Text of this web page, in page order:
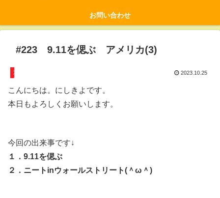
お問い合わせ
#223 9.11を偲ぶ アメリカ(3)
アメリカ 2023.10.25
こんにちは。にしきよです。
本日もよろしくお願いします。
今回の出来事です↓
１．9.11を偲ぶ
２．ニートinウォールストリート(＾ω＾)